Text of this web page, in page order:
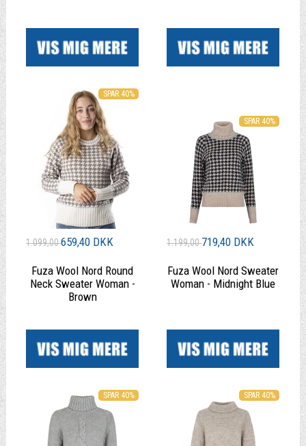
SPAR 40%
1.099,00659,40 DKK
Fuza Wool Nord Round
Neck Sweater Woman -
Brown
SPAR 40%
1.199,00719,40 DKK
Fuza Wool Nord Sweater
Woman - Midnight Blue
SPAR 40% SPAR 40%